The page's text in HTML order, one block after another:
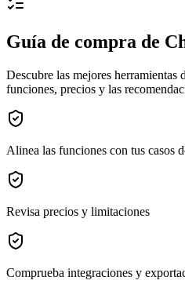
Guía de compra de
Descubre las mejores herramientas
funciones, precios y las
Alinea las funciones con tus casos
Revisa precios y limitaciones
Comprueba integraciones y